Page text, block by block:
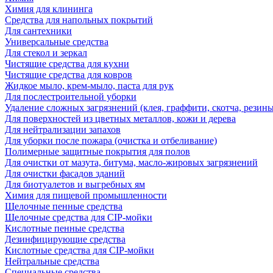
Химия для клининга
Средства для напольных покрытий
Для сантехники
Универсальные средства
Для стекол и зеркал
Чистящие средства для кухни
Чистящие средства для ковров
Жидкое мыло, крем-мыло, паста для рук
Для послестроительной уборки
Удаление сложных загрязнений (клея, граффити, скотча,
Для поверхностей из цветных металлов, кожи и дерева
Для нейтрализации запахов
Для уборки после пожара (очистка и отбеливание)
Полимерные защитные покрытия для полов
Для очистки от мазута, битума, масло-жировых загрязнений
Для очистки фасадов зданий
Для биотуалетов и выгребных ям
Химия для пищевой промышленности
Щелочные пенные средства
Щелочные средства для CIP-мойки
Кислотные пенные средства
Дезинфицирующие средства
Кислотные средства для CIP-мойки
Нейтральные средства